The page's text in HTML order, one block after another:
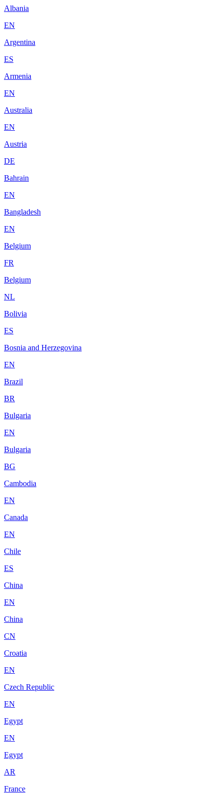
Albania
EN
Argentina
ES
Armenia
EN
Australia
EN
Austria
DE
Bahrain
EN
Bangladesh
EN
Belgium
FR
Belgium
NL
Bolivia
ES
Bosnia and Herzegovina
EN
Brazil
BR
Bulgaria
EN
Bulgaria
BG
Cambodia
EN
Canada
EN
Chile
ES
China
EN
China
CN
Croatia
EN
Czech Republic
EN
Egypt
EN
Egypt
AR
France